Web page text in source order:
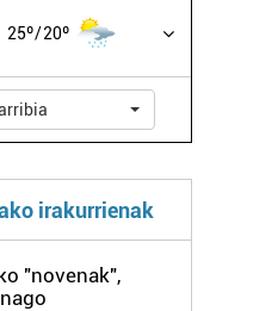
25º 20º
irakurrienak
"novenak",